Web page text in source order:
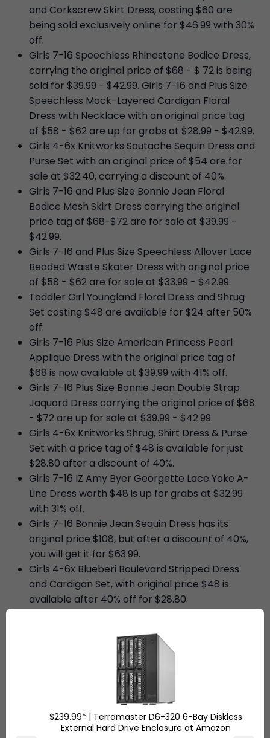
and Corkscrew Skirt Dress, costing $60 are
being sold exclusively online for $46.99 with 30%
off.
Girls 7-16 Speechless Rhinestone Bodice Dress,
carrying the original price of $68 - $ 72 is being
sold for $39.99 - $42.99. Girls 7-16 and Plus Size
Speechless Mock-Layered Cardigan Floral
Dress with Necklace with an original price tag
of $58 - $62 are up for grabs at $28.99 - $42.99.
Girls 4-6x Knitworks Soutache Sequin Dress and
Purse Set with an original price of $54 are for
sale at $32.40, carrying a discount of 40%.
Girls 7-16 and Plus Size Bonnie Jean Floral
Bodice Mesh Skirt Dress carrying the original
price tag of $68-$72 are for sale at $39.99 -
$42.99.
Girls 7-16 and Plus Size Speechless Allover Lace
Beaded Waiste Skater Dress with original price
of $58 - $62 are for sale at $33.99 - $42.99.
Toddler Girl Youngland Floral Dress and Shrug
Set costing $48 are available for $24 after 50%
off.
Girls 7-16 Plus Size American Princess Pearl
Applique Dress with the original price tag of
$68 is now available at $39.99 with 41% off.
Girls 7-16 Plus Size Bonnie Jean Double Strap
Jaquard Dress carrying the original price of $68
- $72 are up for sale at $39.99 - $42.99.
Girls 4-6x Knitworks Shrug, Shirt Dress & Purse
Set with a price tag of $48 is available for just
$28.80 after a discount of 40%.
Girls 7-16 IZ Amy Byer Georgette Lace Yoke A-
Line Dress worth $48 is up for grabs at $32.99
with 31% off.
Girls 7-16 Bonnie Jean Sequin Dress has its
original price $108, but after a discount of 40%,
you will get it for $63.99.
Girls 4-6x Blueberi Boulevard Stripped Dress
and Cardigan Set, with original price $48 is
available after 40% off for $28.80.
Ship 7 wishes you and your family a Very
$239.99* | Terramaster D6-320 6-Bay Diskless
External Hard Drive Enclosure at Amazon